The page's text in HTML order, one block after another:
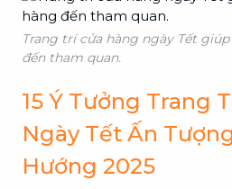
Trang trí cửa hàng ngày Tết
đến tham quan.
15 Ý Tưởng Trang
Ngày Tết Ấn
Hướng 2025